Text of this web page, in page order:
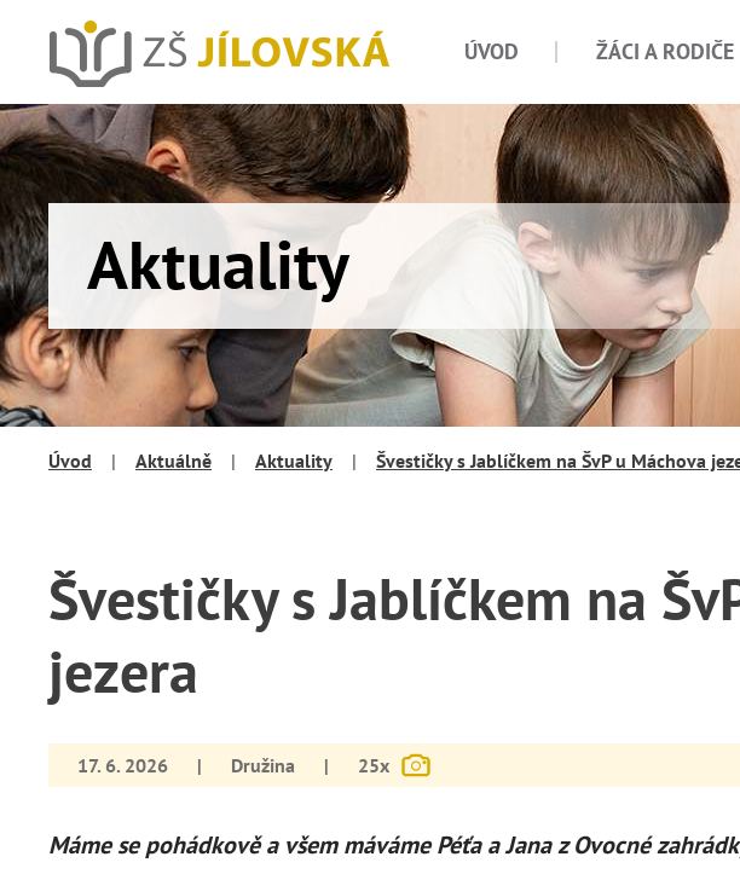
ÚVOD ŽÁCI A RODIČE
Aktuality
Úvod | Aktuálně | Aktuality | Švestičky s Jablíčkem na ŠvP u Máchova
Švestičky s Jablíčkem na
jezera
17. 6. 2026 | Družina | 25x
Máme se pohádkově a všem máváme Péťa a Jana z Ovocné